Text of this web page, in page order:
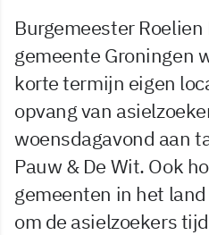
Burgemeester
gemeente Groningen
korte termijn eigen
opvang van
woensdagavond aan
Pauw & De Wit. Ook
gemeenten in het
om de asielzoekers